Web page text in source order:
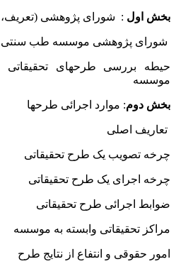
بخش اول : شورای پژوهشی
شورای پژوهشی موسسه طب
حیطه بررسی طرحهای
موسسه
بخش دوم: موارد اجرائی طرحها
تعاریف اصلی
چرخه تصویب یک طرح تحقیقاتی
چرخه اجرای یک طرح تحقیقاتی
ضوابط اجرائی طرح تحقیقاتی
مراکز تحقیقاتی وابسته به موسسه
امور حقوقی و انتفاع از نتایج طرح